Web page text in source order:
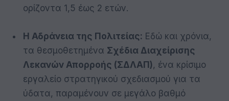
ορίζοντα 1,5 έως 2 ετών.
Η Αδράνεια της Πολιτείας: Εδώ και χρόνια,
τα θεσμοθετημένα Σχέδια Διαχείρισης
Λεκανών Απορροής (ΣΔΛΑΠ), ένα κρίσιμο
εργαλείο στρατηγικού σχεδιασμού για τα
ύδατα, παραμένουν σε μεγάλο βαθμό